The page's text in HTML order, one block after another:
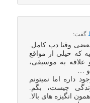
گفت:
وقتا دپ کامل.
که خیلی از مواقع
به موسیقی،
و …
داره اما نمیتونم
چیست، بگم.
انگیزه های بالا.